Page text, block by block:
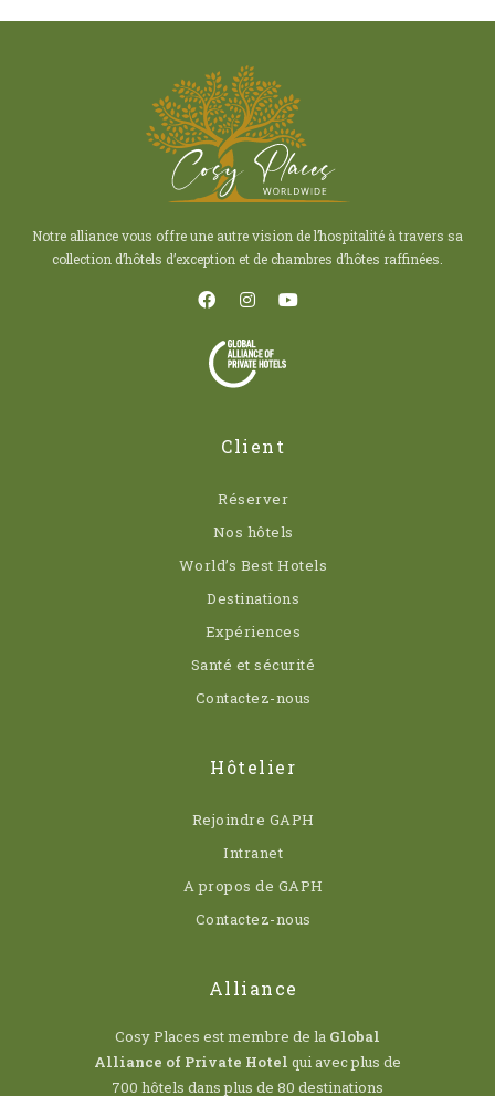
Notre alliance vous offre une autre vision de l’hospitalité à travers sa
collection d’hôtels d’exception et de chambres d’hôtes raffinées.
Client
Réserver
Nos hôtels
World’s Best Hotels
Destinations
Expériences
Santé et sécurité
Contactez-nous
Hôtelier
Rejoindre GAPH
Intranet
A propos de GAPH
Contactez-nous
Alliance
Cosy Places est membre de la Global
Alliance of Private Hotel qui avec plus de
700 hôtels dans plus de 80 destinations